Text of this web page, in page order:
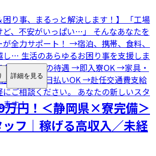
困り事、まるっと解決します！】 「工場
ど、不安がいっぱい…」 そんなあなたを
全力サポート！ →宿泊、携帯、食料、
し… 生活のあらゆるお困り事を支援しま
有） ☆充実の待遇 →即入寮OK →家具・
室寮完備 →日払いOK →赴任交通費支給
にご相談ください。 あなたの新しいスタ
ます！
詳細を見る
万円！＜静岡県×寮完備＞
フ｜稼げる高収入／未経